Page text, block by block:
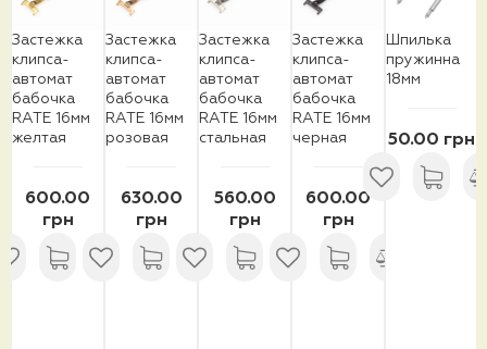
Застежка
клипса-
автомат
бабочка
RATE 16мм
желтая
600.00
грн
Застежка
клипса-
автомат
бабочка
RATE 16мм
розовая
630.00
грн
Застежка
клипса-
автомат
бабочка
RATE 16мм
стальная
560.00
грн
Застежка
клипса-
автомат
бабочка
RATE 16мм
черная
600.00
грн
Шпилька
пружинна
18мм
50.00 грн